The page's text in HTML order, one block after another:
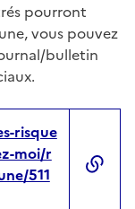
pourront
vous pouvez
bulletin
risque
moi/r
511